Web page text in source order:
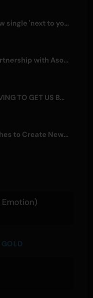
Sagiri Sol releases new single 'next to your love' after hiatus
Kizuna AI Deepens Partnership with Asobisystem Ahead of 10th Anniversary World Tour
EMNW Premieres 'LOVING TO GET US BY' Music Video on August 7
Synxro Project Launches to Create New IP from Fictional Anime Openings